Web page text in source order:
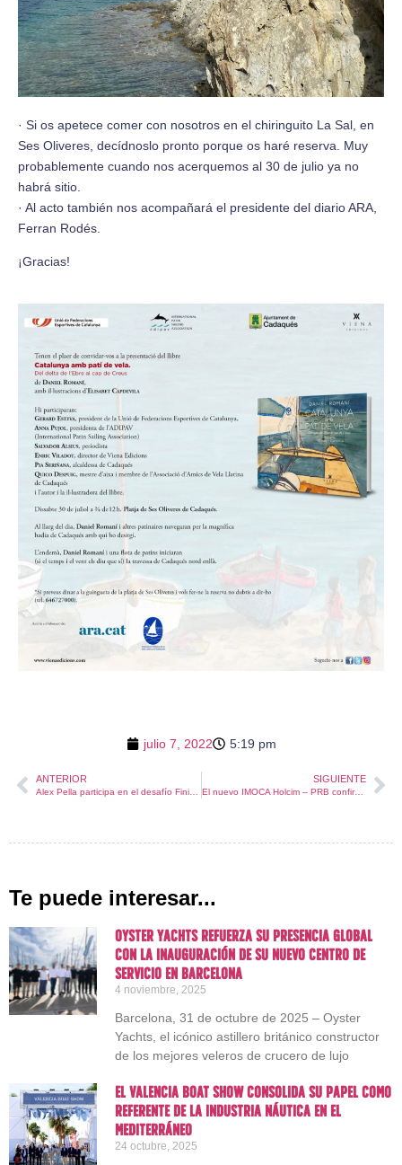
· Si os apetece comer con nosotros en el chiringuito La Sal, en
Ses Oliveres, decídnoslo pronto porque os haré reserva. Muy
probablemente cuando nos acerquemos al 30 de julio ya no
habrá sitio.
· Al acto también nos acompañará el presidente del diario ARA,
Ferran Rodés.
¡Gracias!
julio 7, 2022 5:19 pm
ANTERIOR SIGUIENTE
El nuevo IMOCA Holcim – PRB confirma su presencia en The Ocean Race
Te puede interesar...
Oyster Yachts refuerza su presencia global
con la inauguración de su nuevo centro de
servicio en Barcelona
4 noviembre, 2025
Barcelona, 31 de octubre de 2025 – Oyster
Yachts, el icónico astillero británico constructor
de los mejores veleros de crucero de lujo
El Valencia Boat Show consolida su papel como
referente de la industria náutica en el
Mediterráneo
24 octubre, 2025